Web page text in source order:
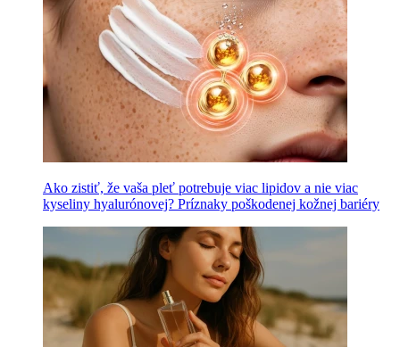
Ako zistiť, že vaša pleť potrebuje viac lipidov a nie viac
kyseliny hyalurónovej? Príznaky poškodenej kožnej bariéry